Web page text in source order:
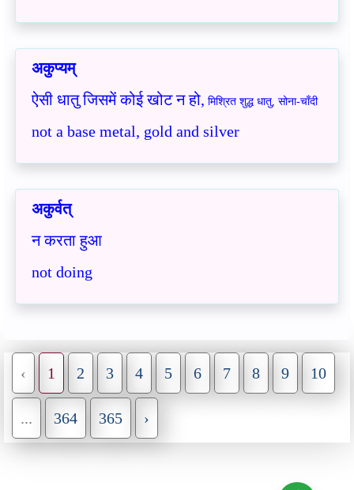
अकुप्यम्
ऐसी धातु जिसमें कोई खोट न हो, मिश्रित शुद्ध धातु, सोना-चाँदी
not a base metal, gold and silver
अकुर्वत्
न करता हुआ
not doing
‹ 1 2 3 4 5 6 7 8 9 10
... 364 365 ›